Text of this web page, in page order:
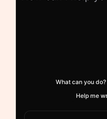
What can you do?
Help me